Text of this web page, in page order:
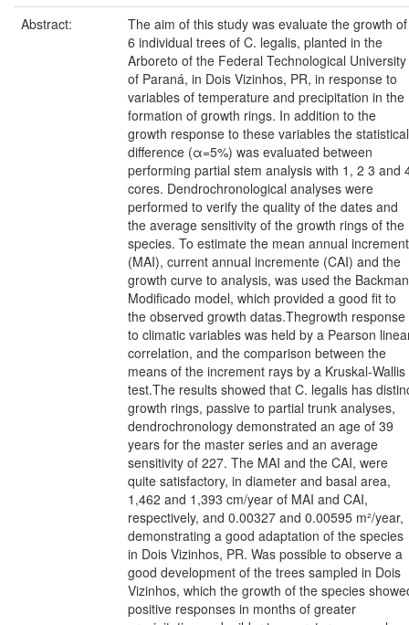
Abstract:
The aim of this study was evaluate the growth of
6 individual trees of C. legalis, planted in the
Arboreto of the Federal Technological University
of Paraná, in Dois Vizinhos, PR, in response to
variables of temperature and precipitation in the
formation of growth rings. In addition to the
growth response to these variables the statistical
difference (α=5%) was evaluated between
performing partial stem analysis with 1, 2 3 and
cores. Dendrochronological analyses were
performed to verify the quality of the dates and
the average sensitivity of the growth rings of the
species. To estimate the mean annual increment
(MAI), current annual incremente (CAI) and the
growth curve to analysis, was used the Backman
Modificado model, which provided a good fit to
the observed growth datas.Thegrowth response
to climatic variables was held by a Pearson
correlation, and the comparison between the
means of the increment rays by a Kruskal-Wallis
test.The results showed that C. legalis has
growth rings, passive to partial trunk analyses,
dendrochronology demonstrated an age of 39
years for the master series and an average
sensitivity of 227. The MAI and the CAI, were
quite satisfactory, in diameter and basal area,
1,462 and 1,393 cm/year of MAI and CAI,
respectively, and 0.00327 and 0.00595 m²/year,
demonstrating a good adaptation of the species
in Dois Vizinhos, PR. Was possible to observe a
good development of the trees sampled in Dois
Vizinhos, which the growth of the species
positive responses in months of greater